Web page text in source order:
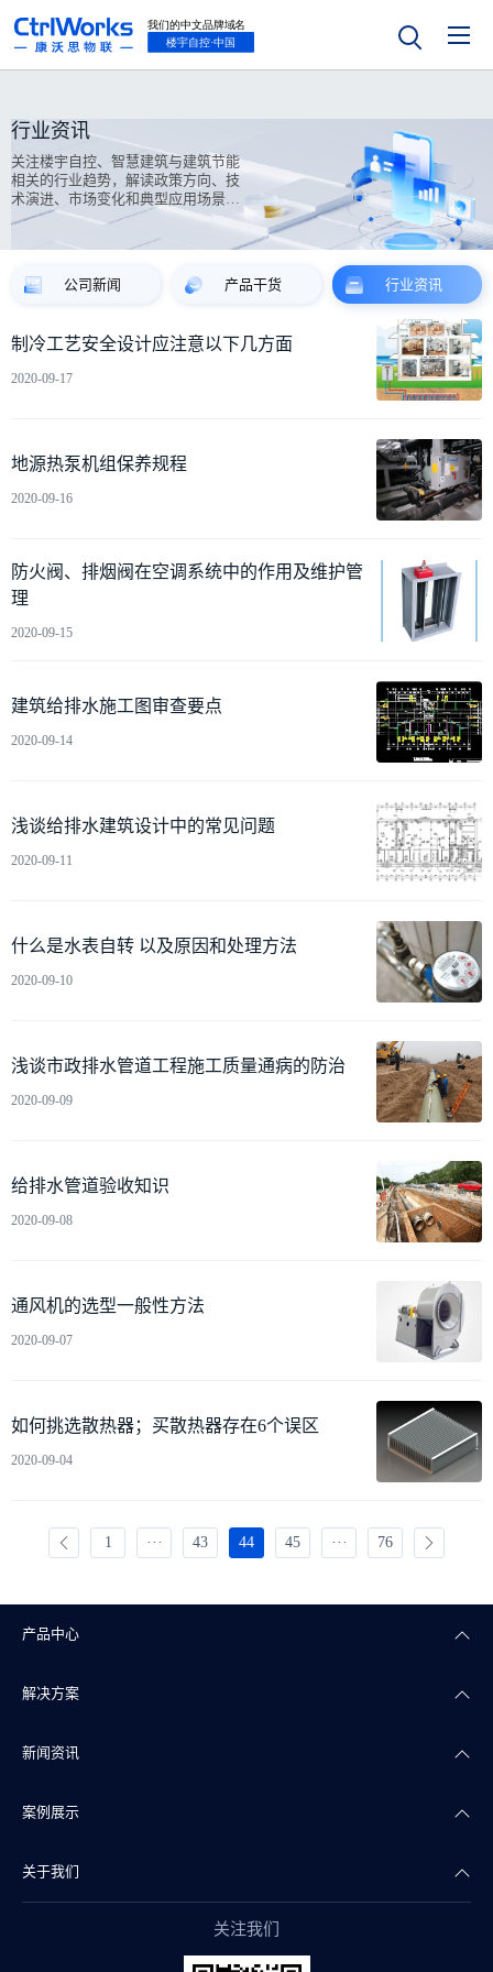
行业资讯
关注楼宇自控、智慧建筑与建筑节能
相关的行业趋势，解读政策方向、技
术演进、市场变化和典型应用场景案
例。
公司新闻 产品干货 行业资讯
制冷工艺安全设计应注意以下几方面
2020-09-17
地源热泵机组保养规程
2020-09-16
防火阀、排烟阀在空调系统中的作用及维护管
理
2020-09-15
建筑给排水施工图审查要点
2020-09-14
浅谈给排水建筑设计中的常见问题
2020-09-11
什么是水表自转 以及原因和处理方法
2020-09-10
浅谈市政排水管道工程施工质量通病的防治
2020-09-09
给排水管道验收知识
2020-09-08
通风机的选型一般性方法
2020-09-07
如何挑选散热器；买散热器存在6个误区
2020-09-04
1 ··· 43 44 45 ··· 76
产品中心
楼宇自控
智能照明
智能传感
智慧物联
解决方案
智慧商业
智慧实验室
智慧水务
新闻资讯
公司新闻
产品干货
案例展示
智慧地产案例
关于我们
关注我们